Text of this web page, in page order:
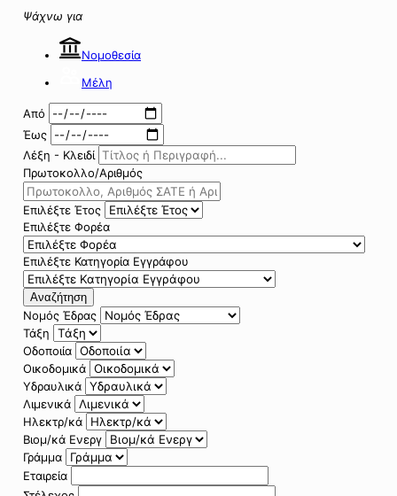
Ψάχνω για
Νομοθεσία
Μέλη
Από
Έως
Λέξη - Κλειδί
Πρωτοκολλο/Αριθμός
Επιλέξτε Έτος
Επιλέξτε Φορέα
Επιλέξτε Κατηγορία Εγγράφου
Αναζήτηση
Νομός Έδρας
Τάξη
Οδοποιία
Οικοδομικά
Υδραυλικά
Λιμενικά
Ηλεκτρ/κά
Βιομ/κά Ενεργ
Γράμμα
Εταιρεία